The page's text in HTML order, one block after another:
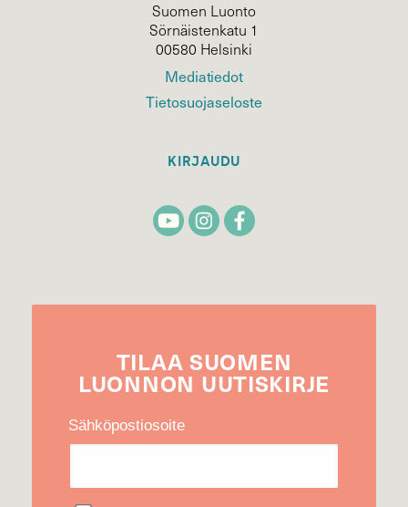
Suomen Luonto
Sörnäistenkatu 1
00580 Helsinki
Mediatiedot
Tietosuojaseloste
KIRJAUDU
TILAA SUOMEN
LUONNON UUTIS­KIRJE
Sähköpostiosoite